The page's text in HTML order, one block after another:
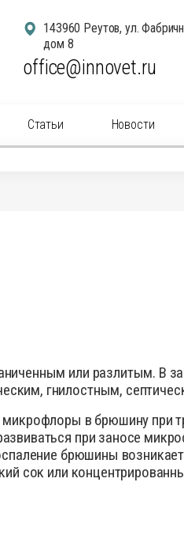
143960 Реутов, ул.
дом 8
office@innovet.ru
Статьи Новости
Кормовые
Перчатки
или разлитым. В
гнилостным,
микрофлоры в брюшину при
при заносе
брюшины
сок или